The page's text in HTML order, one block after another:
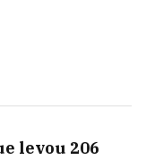
levou 206